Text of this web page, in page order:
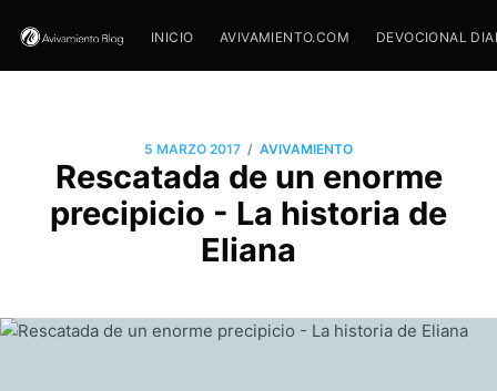
INICIO AVIVAMIENTO.COM DEVOCIONAL
5 MARZO 2017 / AVIVAMIENTO
Rescatada de un enorme
precipicio - La historia de
Eliana